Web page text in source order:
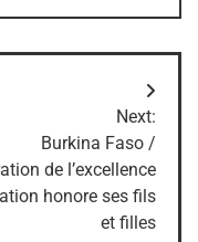
Next:
Burkina Faso /
de l’excellence
honore ses fils
et filles